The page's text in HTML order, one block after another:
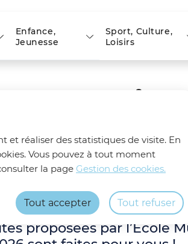
et réaliser des statistiques de visite. En
Vous pouvez à tout moment
la page Gestion des cookies.
Tout accepter Tout refuser
Enfance,
Jeunesse
Sport, Culture,
Loisirs
de Musique
proposées par l’École